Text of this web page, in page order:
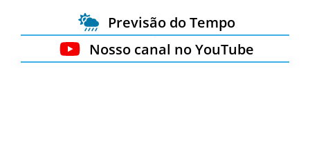
Previsão do Tempo
Nosso canal no YouTube